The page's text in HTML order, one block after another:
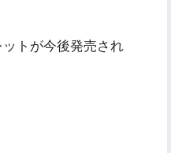
トが今後発売され